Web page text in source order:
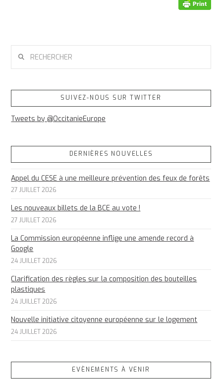
SUIVEZ-NOUS SUR TWITTER
Tweets by @OccitanieEurope
DERNIÈRES NOUVELLES
Appel du CESE à une meilleure prévention des feux de forêts
27 JUILLET 2026
Les nouveaux billets de la BCE au vote !
27 JUILLET 2026
La Commission européenne inflige une amende record à
Google
24 JUILLET 2026
Clarification des règles sur la composition des bouteilles
plastiques
24 JUILLET 2026
Nouvelle initiative citoyenne européenne sur le logement
24 JUILLET 2026
EVÈNEMENTS À VENIR